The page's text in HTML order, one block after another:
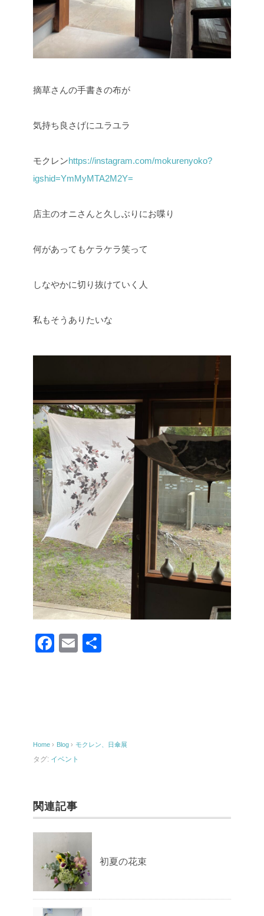
摘草さんの手書きの布が
気持ち良さげにユラユラ
モクレンhttps://instagram.com/mokurenyoko?
igshid=YmMyMTA2M2Y=
店主のオニさんと久しぶりにお喋り
何があってもケラケラ笑って
しなやかに切り抜けていく人
私もそうありたいな
F
o
o
E
Home › Blog › モクレン、日傘展
タグ: イベント
関連記事
初夏の花束